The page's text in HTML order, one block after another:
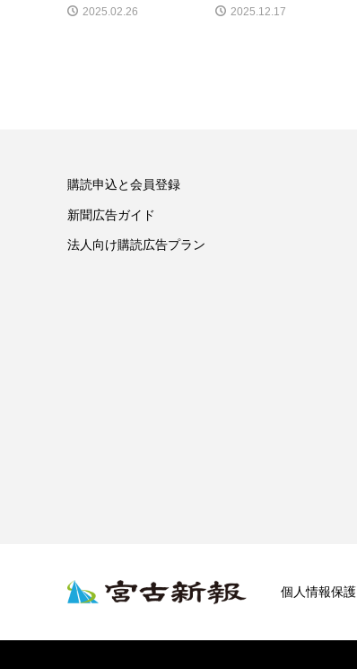
2025.02.26 2025.12.17
購読申込と会員登録
新聞広告ガイド
法人向け購読広告プラン
個人情報保護